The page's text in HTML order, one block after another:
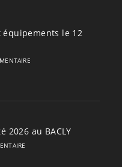
équipements le 12
2026 au BACLY